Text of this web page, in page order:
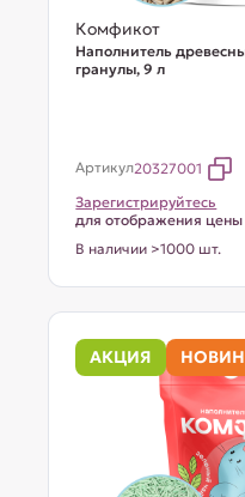
Комфикот
Наполнитель
гранулы, 9 л
Артикул20327001
Зарегистрируйтесь
для отображения цены
В наличии >1000 шт.
АКЦИЯ